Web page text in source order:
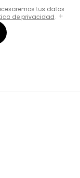
tus datos
de privacidad.